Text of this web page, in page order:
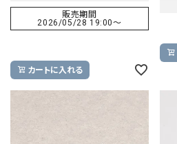
販売期間
2026/05/28 19:00〜
カートに入れる